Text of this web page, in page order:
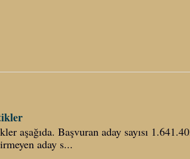
aşağıda. Başvuran aday sayısı
aday s...